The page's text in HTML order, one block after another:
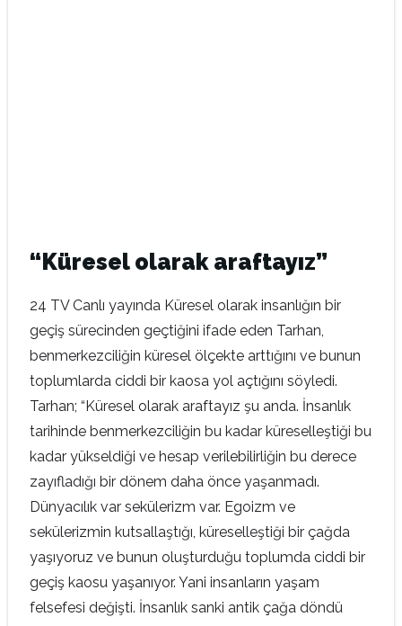
“Küresel olarak araftayız”
24 TV Canlı yayında Küresel olarak insanlığın bir
geçiş sürecinden geçtiğini ifade eden Tarhan,
benmerkezciliğin küresel ölçekte arttığını ve bunun
toplumlarda ciddi bir kaosa yol açtığını söyledi.
Tarhan; “Küresel olarak araftayız şu anda. İnsanlık
tarihinde benmerkezciliğin bu kadar küreselleştiği bu
kadar yükseldiği ve hesap verilebilirliğin bu derece
zayıfladığı bir dönem daha önce yaşanmadı.
Dünyacılık var sekülerizm var. Egoizm ve
sekülerizmin kutsallaştığı, küreselleştiği bir çağda
yaşıyoruz ve bunun oluşturduğu toplumda ciddi bir
geçiş kaosu yaşanıyor. Yani insanların yaşam
felsefesi değişti. İnsanlık sanki antik çağa döndü